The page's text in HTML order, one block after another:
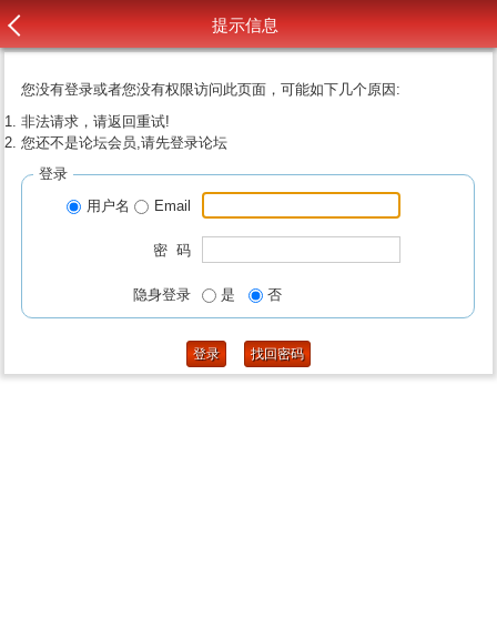
提示信息
您没有登录或者您没有权限访问此页面，可能如下几个原因:
非法请求，请返回重试!
您还不是论坛会员,请先登录论坛
登录
用户名
Email
密 码
隐身登录 是 否